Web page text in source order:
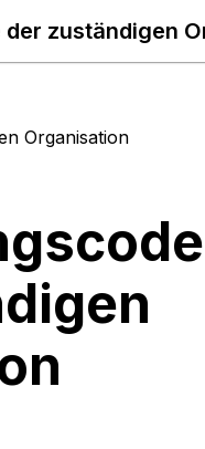
Organisation